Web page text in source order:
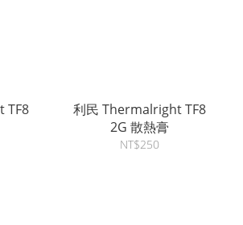
利民 Thermalright TF8
2G 散熱膏
NT$250